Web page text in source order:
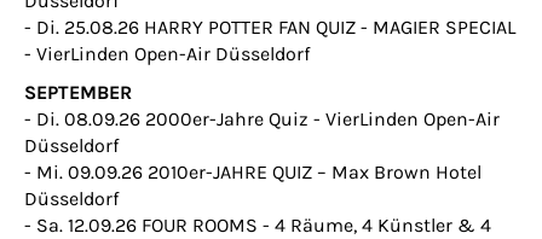
- Di. 25.08.26 HARRY POTTER FAN QUIZ - MAGIER SPECIAL
- VierLinden Open-Air Düsseldorf
SEPTEMBER
- Di. 08.09.26 2000er-Jahre Quiz - VierLinden Open-Air
Düsseldorf
- Mi. 09.09.26 2010er-JAHRE QUIZ – Max Brown Hotel
Düsseldorf
- Sa. 12.09.26 FOUR ROOMS - 4 Räume, 4 Künstler & 4